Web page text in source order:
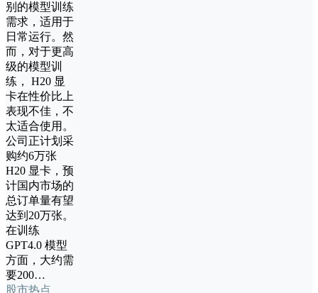
别的模型训练
需求，适用于
日常运行。然
而，对于更高
级的模型训
练， H20 显
卡在性价比上
表现不佳，不
太适合使用。
公司正计划采
购约6万张
H20 显卡，预
计国内市场的
总订单量有望
达到20万张。
在训练
GPT4.0 模型
方面，大约需
要200…
股市热点